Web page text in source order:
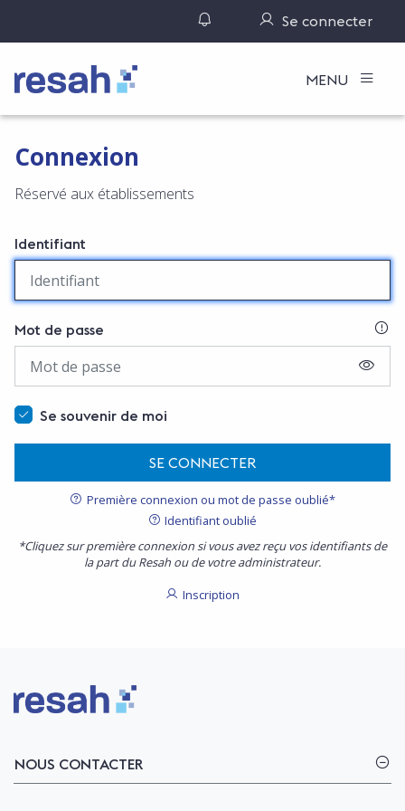
Gérer ses notifications
Se connecter
Logo Resah MENU
Connexion
Réservé aux établissements
Identifiant
Mot de passe
Se souvenir de moi
SE CONNECTER
Première connexion ou mot de passe oublié*
Identifiant oublié
*Cliquez sur première connexion si vous avez reçu vos identifiants de
la part du Resah ou de votre administrateur.
Inscription
Logo Resah
NOUS CONTACTER